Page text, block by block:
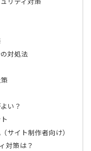
対処法
い？
サイト制作者向け）
対策は？